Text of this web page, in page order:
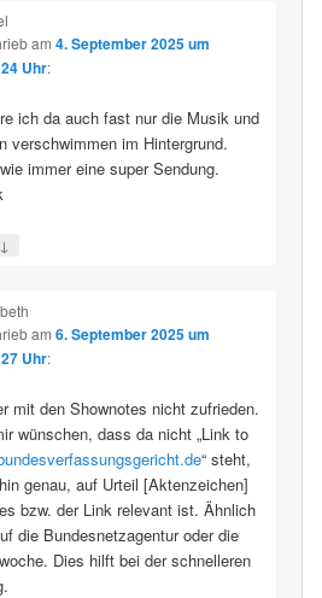
am 4. September 2025 um
Uhr:
ich da auch fast nur die Musik und
verschwimmen im Hintergrund.
immer eine super Sendung.
↓
am 6. September 2025 um
Uhr:
mit den Shownotes nicht zufrieden.
wünschen, dass da nicht „Link to
“ steht,
genau, auf Urteil [Aktenzeichen]
bzw. der Link relevant ist. Ähnlich
die Bundesnetzagentur oder die
Dies hilft bei der schnelleren